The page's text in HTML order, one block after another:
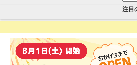
注目